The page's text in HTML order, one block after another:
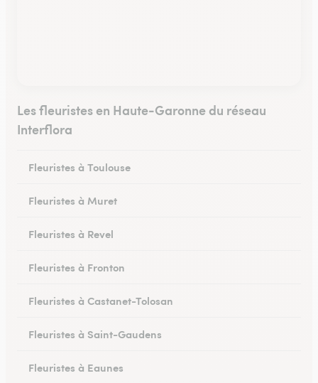
Les fleuristes en Haute-Garonne du réseau
Interflora
Fleuristes à Toulouse
Fleuristes à Muret
Fleuristes à Revel
Fleuristes à Fronton
Fleuristes à Castanet-Tolosan
Fleuristes à Saint-Gaudens
Fleuristes à Eaunes